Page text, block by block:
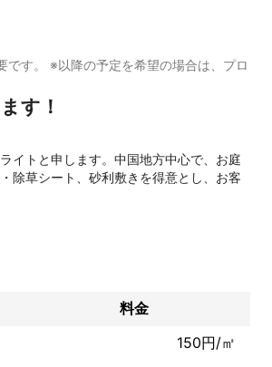
す。 ※以降の予定を希望の場合は、プロ
す！
イトと申します。中国地方中心で、お庭
除草シート、砂利敷きを得意とし、お客
忙しくてお手入れが追いつかなかった
を提案します。長年の経験から培ったノ
料金
150円/㎡